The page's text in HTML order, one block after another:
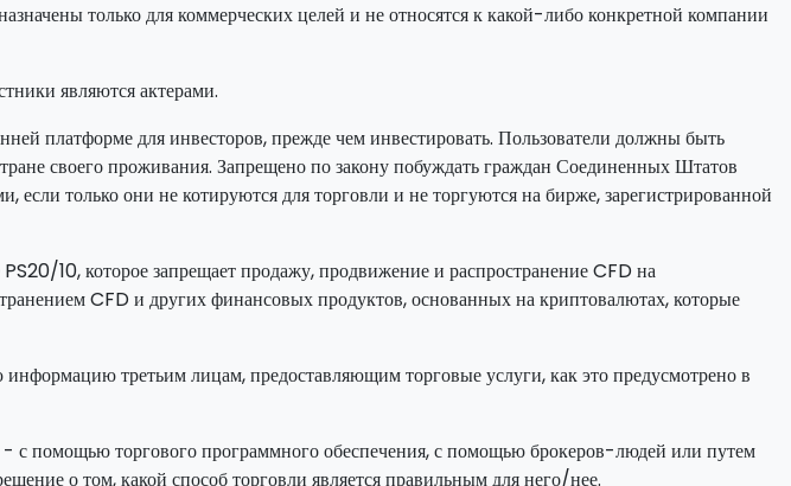
только для коммерческих целей и не относятся к какой-либо конкретной компании
являются актерами.
платформе для инвесторов, прежде чем инвестировать. Пользователи должны быть
своего проживания. Запрещено по закону побуждать граждан Соединенных Штатов
только они не котируются для торговли и не торгуются на бирже, зарегистрированной
10, которое запрещает продажу, продвижение и распространение CFD на
CFD и других финансовых продуктов, основанных на криптовалютах, которые
третьим лицам, предоставляющим торговые услуги, как это предусмотрено в
- с помощью торгового программного обеспечения, с помощью брокеров-людей или путем
о том, какой способ торговли является правильным для него/нее.